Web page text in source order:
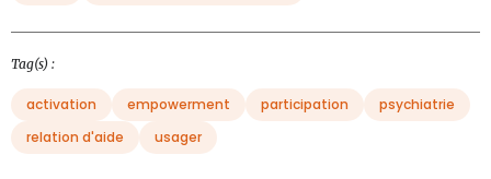
Tag(s) :
activation empowerment participation
psychiatrie
relation d'aide
usager